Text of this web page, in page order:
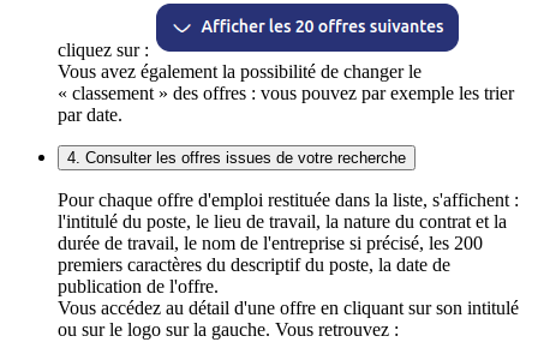
cliquez sur :
Vous avez également la possibilité de changer le
« classement » des offres : vous pouvez par exemple les trier
par date.
4. Consulter les offres issues de votre recherche
Pour chaque offre d'emploi restituée dans la liste, s'affichent :
l'intitulé du poste, le lieu de travail, la nature du contrat et la
durée de travail, le nom de l'entreprise si précisé, les 200
premiers caractères du descriptif du poste, la date de
publication de l'offre.
Vous accédez au détail d'une offre en cliquant sur son intitulé
ou sur le logo sur la gauche. Vous retrouvez :